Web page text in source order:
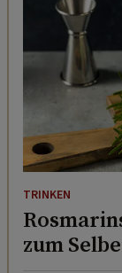
TRINKEN
zum